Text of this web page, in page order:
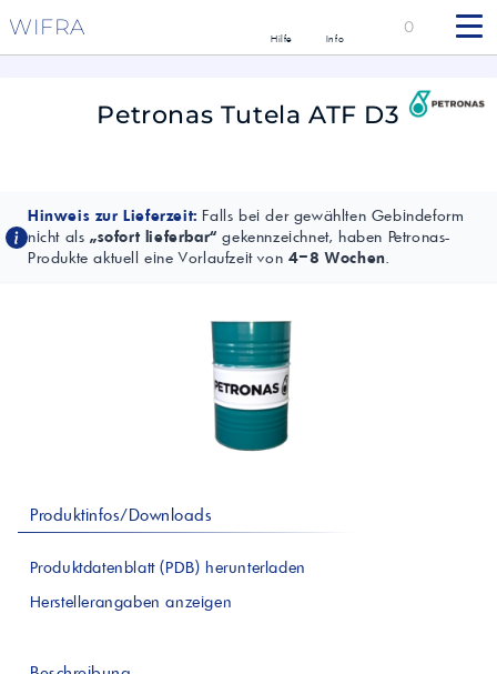
WIFRA Hilfe Info
0
Petronas Tutela ATF D3
Hinweis zur Lieferzeit: Falls bei der gewählten Gebindeform
nicht als „sofort lieferbar“ gekennzeichnet, haben Petronas-
Produkte aktuell eine Vorlaufzeit von 4–8 Wochen.
Produktinfos/Downloads
Produktdatenblatt (PDB) herunterladen
Herstellerangaben anzeigen